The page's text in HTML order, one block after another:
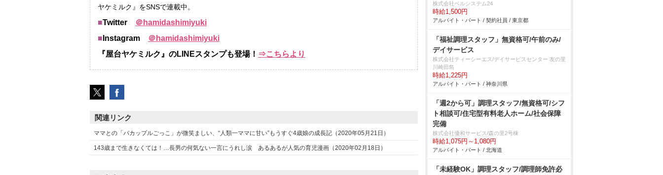
ヤケミルク』をSNSで連載中。
■Twitter
＠hamidashimiyuki
■ Instagram
＠hamidashimiyuki
『屋台ヤケミルク』のLINEスタンプも登場！ ⇒こちらより
関連リンク
ママとの「バカップルごっこ」が微笑ましい、“人類一ママに甘い”もうすぐ4歳娘の成長記（2020年05月21日）
143歳まで生きなくては！…長男の何気ない一言にうれし涙 あるあるが人気の育児漫画（2020年02月18日）
株式会社ベルシステム24
時給1,500円
アルバイト・パート / 契約社員 / 東京都
「福祉調理スタッフ」無資格可/午前のみ/
デイサービス
株式会社ティーシーエス/デイサービスセンター 友の里
川崎田島
時給1,225円
アルバイト・パート / 神奈川県
「週2から可」調理スタッフ/無資格可/シフ
ト相談可/住宅型有料老人ホーム/社会保障
完備
株式会社優和サービス/森の里2号棟
時給1,075円～1,080円
アルバイト・パート / 北海道
「未経験OK」調理スタッフ/調理師免許必